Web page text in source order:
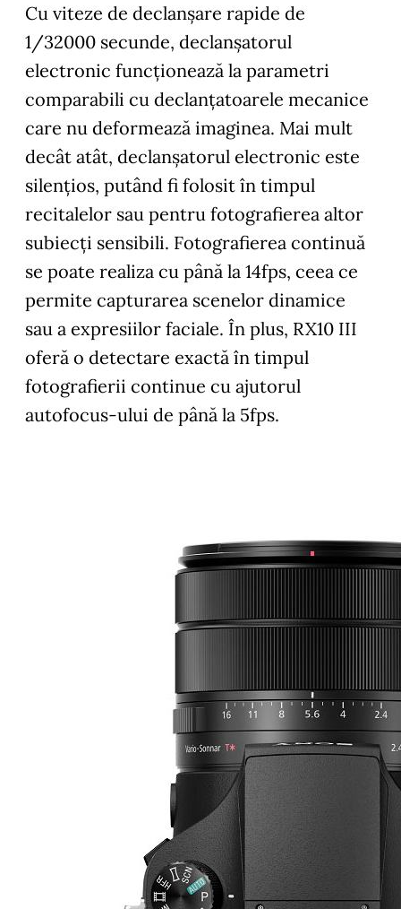
Cu viteze de declanșare rapide de
1/32000 secunde, declanșatorul
electronic funcţionează la parametri
comparabili cu declanțatoarele mecanice
care nu deformează imaginea. Mai mult
decât atât, declanșatorul electronic este
silenţios, putând fi folosit în timpul
recitalelor sau pentru fotografierea altor
subiecţi sensibili. Fotografierea continuă
se poate realiza cu până la 14fps, ceea ce
permite capturarea scenelor dinamice
sau a expresiilor faciale. În plus, RX10 III
oferă o detectare exactă în timpul
fotografierii continue cu ajutorul
autofocus-ului de până la 5fps.